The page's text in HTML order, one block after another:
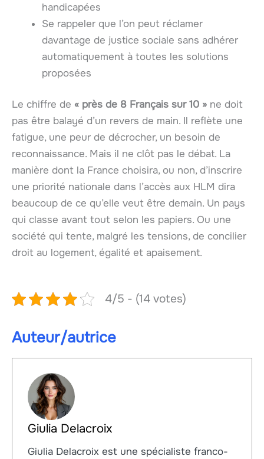
handicapées
Se rappeler que l’on peut réclamer
davantage de justice sociale sans adhérer
automatiquement à toutes les solutions
proposées
Le chiffre de « près de 8 Français sur 10 » ne doit
pas être balayé d’un revers de main. Il reflète une
fatigue, une peur de décrocher, un besoin de
reconnaissance. Mais il ne clôt pas le débat. La
manière dont la France choisira, ou non, d’inscrire
une priorité nationale dans l’accès aux HLM dira
beaucoup de ce qu’elle veut être demain. Un pays
qui classe avant tout selon les papiers. Ou une
société qui tente, malgré les tensions, de concilier
droit au logement, égalité et apaisement.
4/5 - (14 votes)
Auteur/autrice
Giulia Delacroix
Giulia Delacroix est une spécialiste franco-